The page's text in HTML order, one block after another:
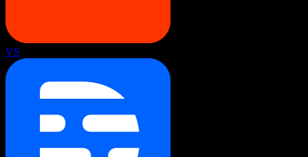
VS